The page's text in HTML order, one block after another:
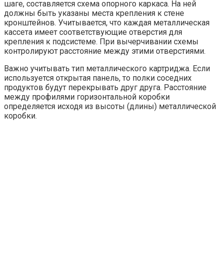
шаге, составляется схема опорного каркаса. На ней
должны быть указаны места крепления к стене
кронштейнов. Учитывается, что каждая металлическая
кассета имеет соответствующие отверстия для
крепления к подсистеме. При вычерчивании схемы
контролируют расстояние между этими отверстиями.
Важно учитывать тип металлического картриджа. Если
используется открытая панель, то полки соседних
продуктов будут перекрывать друг друга. Расстояние
между профилями горизонтальной коробки
определяется исходя из высоты (длины) металлической
коробки.